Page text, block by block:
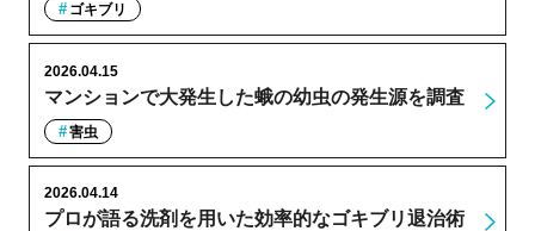
ゴキブリ
マンションで大発生した蛾の幼虫の発生源を調査
2026.04.15
害虫
プロが語る洗剤を用いた効率的なゴキブリ退治術
2026.04.14